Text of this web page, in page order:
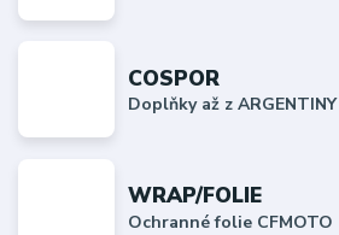
COSPOR
Doplňky až z ARGENTINY
WRAP/FOLIE
Ochranné folie CFMOTO